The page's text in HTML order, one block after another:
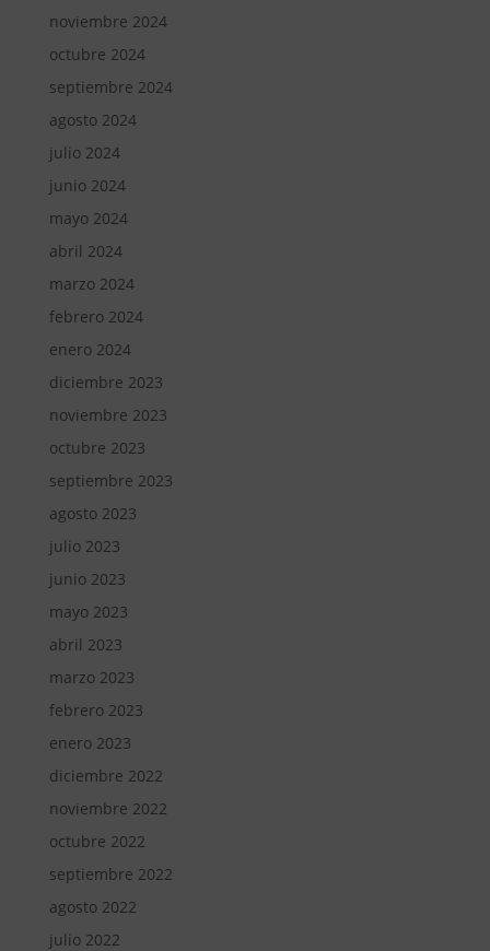
noviembre 2024
octubre 2024
septiembre 2024
agosto 2024
julio 2024
junio 2024
mayo 2024
abril 2024
marzo 2024
febrero 2024
enero 2024
diciembre 2023
noviembre 2023
octubre 2023
septiembre 2023
agosto 2023
julio 2023
junio 2023
mayo 2023
abril 2023
marzo 2023
febrero 2023
enero 2023
diciembre 2022
noviembre 2022
octubre 2022
septiembre 2022
agosto 2022
julio 2022